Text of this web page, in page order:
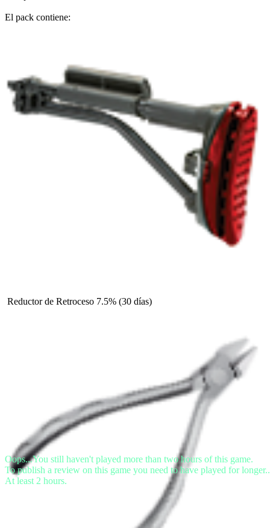
El pack contiene:
Reductor de Retroceso 7.5% (30 días)
Oops...You still haven't played more than two hours of this game.
To publish a review on this game you need to have played for
At least 2 hours.